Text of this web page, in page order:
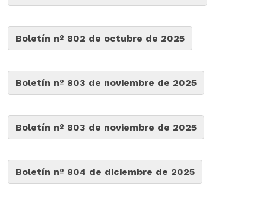
Boletín nº 802 de octubre de 2025
Boletín nº 803 de noviembre de 2025
Boletín nº 803 de noviembre de 2025
Boletín nº 804 de diciembre de 2025